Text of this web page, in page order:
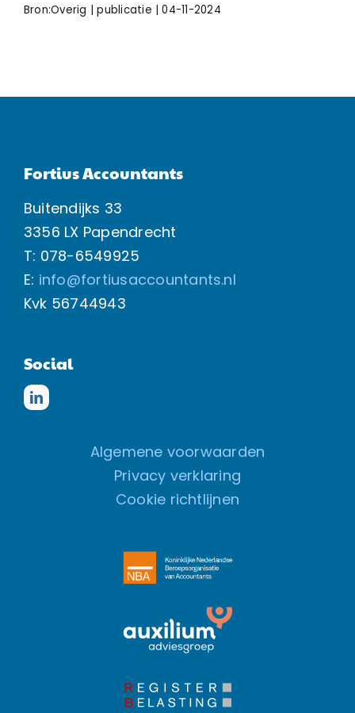
Bron:Overig | publicatie | 04-11-2024
Fortius Accountants
Buitendijks 33
3356 LX Papendrecht
T: 078-6549925
E: info@fortiusaccountants.nl
Kvk 56744943
Social
Algemene voorwaarden
Privacy verklaring
Cookie richtlijnen